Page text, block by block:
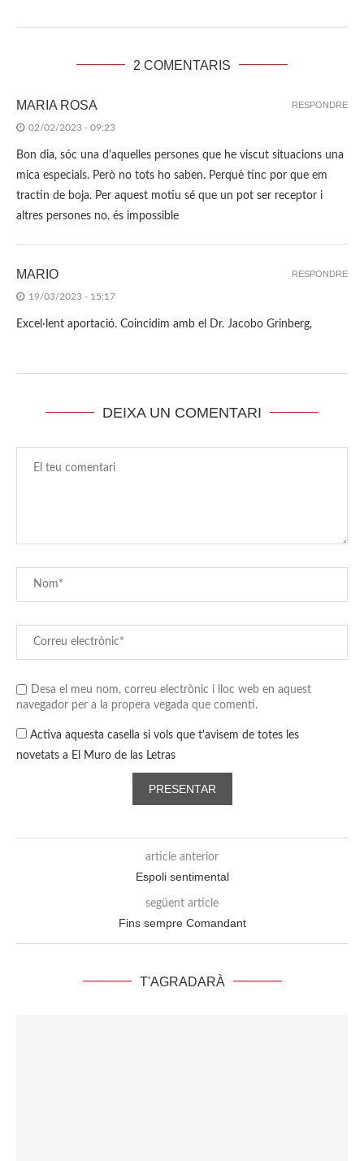
2 COMENTARIS
MARIA ROSA
02/02/2023 - 09:23
Bon dia, sóc una d'aquelles persones que he viscut situacions una
mica especials. Però no tots ho saben. Perquè tinc por que em
tractin de boja. Per aquest motiu sé que un pot ser receptor i
altres persones no. és impossible
RESPONDRE
MARIO
19/03/2023 - 15:17
Excel·lent aportació. Coincidim amb el Dr. Jacobo Grinberg,
RESPONDRE
DEIXA UN COMENTARI
Desa el meu nom, correu electrònic i lloc web en aquest
navegador per a la propera vegada que comenti.
Activa aquesta casella si vols que t'avisem de totes les
novetats a El Muro de las Letras
article anterior
Espoli sentimental
següent article
Fins sempre Comandant
T'AGRADARÀ